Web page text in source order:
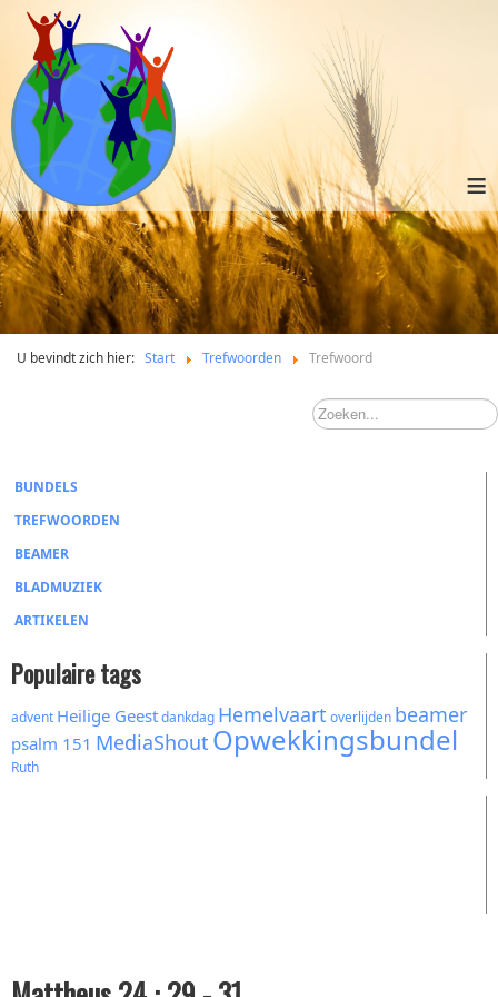
≡
U bevindt zich hier: Start Trefwoorden Trefwoord
BUNDELS
TREFWOORDEN
BEAMER
BLADMUZIEK
ARTIKELEN
Populaire tags
advent Heilige Geestdankdag Hemelvaart overlijden beamer
psalm 151 MediaShout Opwekkingsbundel
Ruth